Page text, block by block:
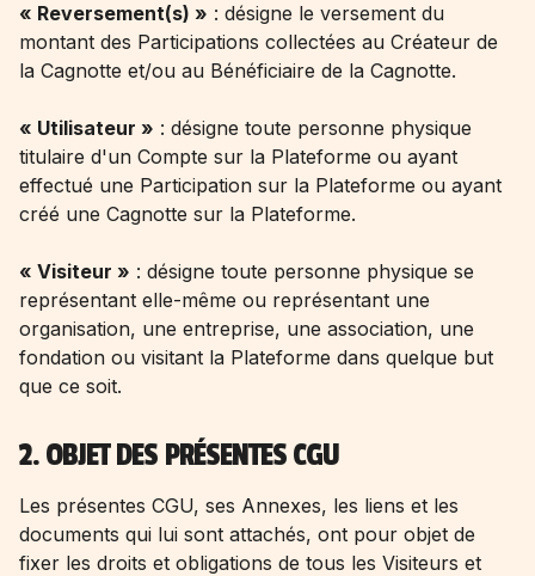
« Reversement(s) » : désigne le versement du
montant des Participations collectées au Créateur de
la Cagnotte et/ou au Bénéficiaire de la Cagnotte.
« Utilisateur » : désigne toute personne physique
titulaire d'un Compte sur la Plateforme ou ayant
effectué une Participation sur la Plateforme ou ayant
créé une Cagnotte sur la Plateforme.
« Visiteur » : désigne toute personne physique se
représentant elle-même ou représentant une
organisation, une entreprise, une association, une
fondation ou visitant la Plateforme dans quelque but
que ce soit.
2. OBJET DES PRÉSENTES CGU
Les présentes CGU, ses Annexes, les liens et les
documents qui lui sont attachés, ont pour objet de
fixer les droits et obligations de tous les Visiteurs et